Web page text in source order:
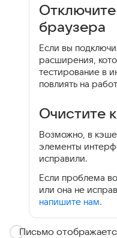
браузера
Если вы
расширения,
тестирование в
повлиять на
Очистите
Возможно, в
элементы
исправили.
Если проблема
или она не
напишите нам.
Письмо